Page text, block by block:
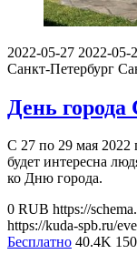
2022-05-27 2022-05-
Санкт-Петербург
День города
С 27 по 29 мая 2022
будет интересна
ко Дню города.
0 RUB https://
https://kuda-spb.ru/
Бесплатно 40.4K 150